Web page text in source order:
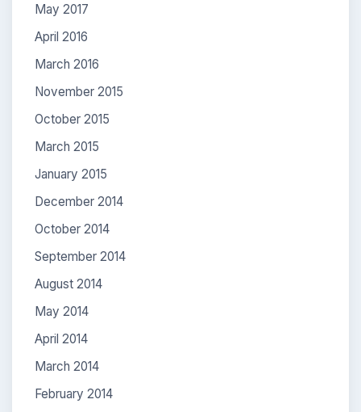
May 2017
April 2016
March 2016
November 2015
October 2015
March 2015
January 2015
December 2014
October 2014
September 2014
August 2014
May 2014
April 2014
March 2014
February 2014